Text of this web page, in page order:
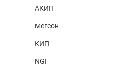
АКИП
Мегеон
КИП
NGI